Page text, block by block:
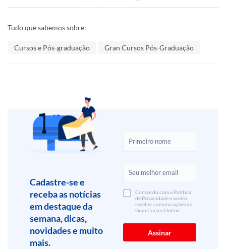
Tudo que sabemos sobre:
Cursos e Pós-graduação Gran Cursos Pós-Graduação
Cadastre-se e
receba as notícias
em destaque da
semana, dicas,
novidades e muito
mais.
Concordo com a Política
de Privacidade e aceito
receber comunicações do
Gran Cursos Online.